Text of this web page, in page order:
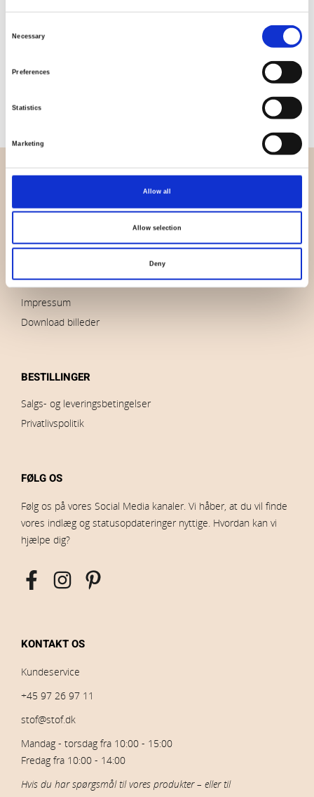
Necessary
Preferences
Statistics
Marketing
Allow all
Allow selection
Deny
112,00
100% bomuld
0,152 Kg.
OVERSIGT
Nyheder
Brands
Impressum
Download billeder
BESTILLINGER
Salgs- og leveringsbetingelser
Privatlivspolitik
FØLG OS
Følg os på vores Social Media kanaler. Vi håber, at du vil finde
vores indlæg og statusopdateringer nyttige. Hvordan kan vi
hjælpe dig?
KONTAKT OS
Kundeservice
+45 97 26 97 11
stof@stof.dk
Mandag - torsdag fra 10:00 - 15:00
Fredag fra 10:00 - 14:00
Hvis du har spørgsmål til vores produkter – eller til